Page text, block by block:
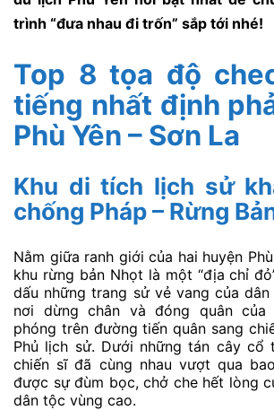
trình “đưa nhau đi trốn” sắp tới nhé!
Top 8 tọa độ
tiếng nhất định
Phù Yên – Sơn La
Khu di tích lịch sử
chống Pháp – Rừng
Nằm giữa ranh giới của hai huyện
khu rừng bản Nhọt là một “địa chỉ
dấu những trang sử vẻ vang của
nơi dừng chân và đóng quân của
phóng trên đường tiến quân sang
Phủ lịch sử. Dưới những tán cây cổ
chiến sĩ đã cùng nhau vượt qua
được sự đùm bọc, chở che hết lòng
dân tộc vùng cao.